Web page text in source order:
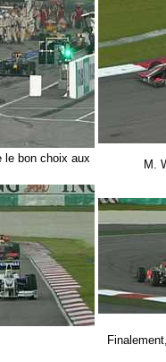
le bon choix aux
M.